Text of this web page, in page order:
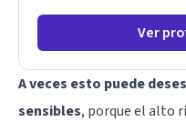
Ver
A veces esto puede
sensibles, porque el alto